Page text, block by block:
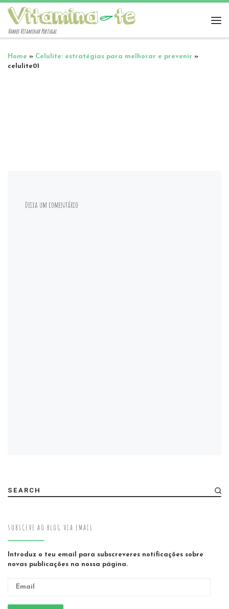
Vamos Vitaminar Portugal
Home » Celulite: estratégias para melhorar e prevenir »
celulite01
Deixa um comentário
SEARCH
SUBSCEVE AO BLOG VIA EMAIL
Introduz o teu email para subscreveres notificações sobre
novas publicações na nossa página.